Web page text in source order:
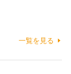
一覧を見る